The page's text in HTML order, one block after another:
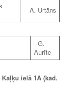
A. Urtāns
G.
Aurīte
ielā 1A (kad.